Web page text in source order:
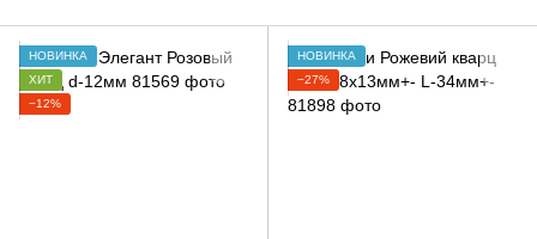
НОВИНКА
ХИТ
−12%
НОВИНКА
−27%